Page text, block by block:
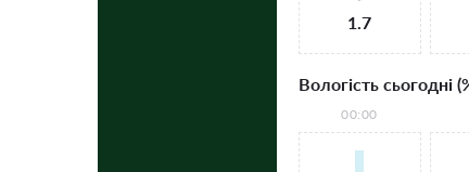
1.7
Вологість сьогодні
00:00